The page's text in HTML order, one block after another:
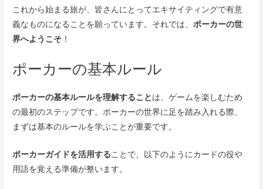
これから始まる旅が、皆さんにとってエキサイティングで有意
義なものになることを願っています。それでは、ポーカーの世
界へようこそ ！
ポーカーの基本ルール
ポーカーの基本ルールを理解することは、ゲームを楽しむため
の最初のステップです。ポーカーの世界に足を踏み入れる際、
まずは基本のルールを学ぶことが重要です。
ポーカーガイドを活用することで、以下のようにカードの役や
用語を覚える準備が整います。